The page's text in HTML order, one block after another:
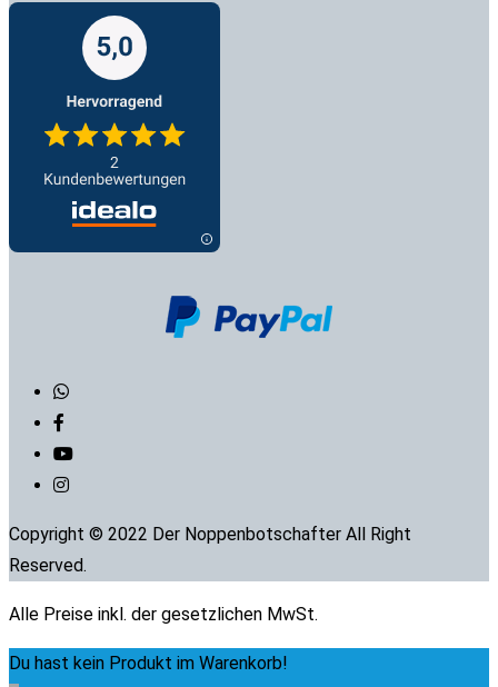
Copyright © 2022 Der Noppenbotschafter All Right
Reserved.
Alle Preise inkl. der gesetzlichen MwSt.
Du hast kein Produkt im Warenkorb!